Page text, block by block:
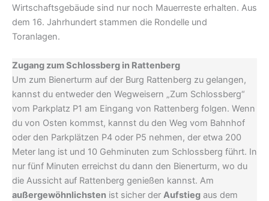
Wirtschaftsgebäude sind nur noch Mauerreste erhalten. Aus
dem 16. Jahrhundert stammen die Rondelle und
Toranlagen.
Zugang zum Schlossberg in Rattenberg
Um zum Bienerturm auf der Burg Rattenberg zu gelangen,
kannst du entweder den Wegweisern „Zum Schlossberg“
vom Parkplatz P1 am Eingang von Rattenberg folgen. Wenn
du von Osten kommst, kannst du den Weg vom Bahnhof
oder den Parkplätzen P4 oder P5 nehmen, der etwa 200
Meter lang ist und 10 Gehminuten zum Schlossberg führt. In
nur fünf Minuten erreichst du dann den Bienerturm, wo du
die Aussicht auf Rattenberg genießen kannst. Am
außergewöhnlichsten ist sicher der Aufstieg aus dem